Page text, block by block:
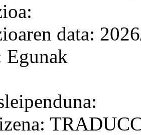
data:
Egunak